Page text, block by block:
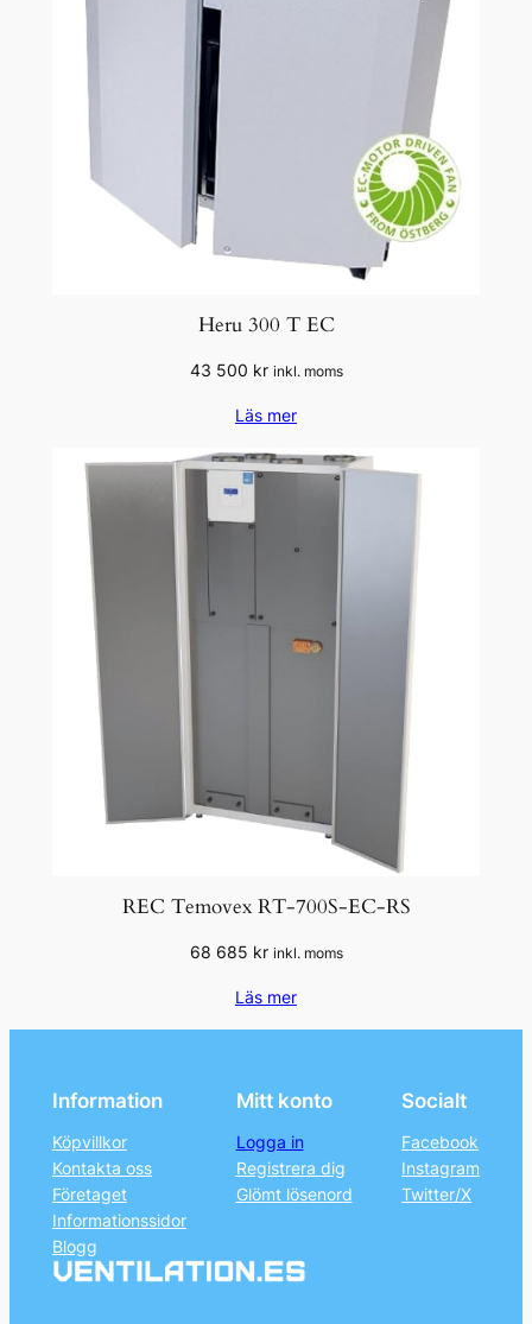
Heru 300 T EC
43 500 kr inkl. moms
Läs mer
REC Temovex RT-700S-EC-RS
68 685 kr inkl. moms
Läs mer
Information
Köpvillkor
Kontakta oss
Företaget
Informationssidor
Blogg
Mitt konto
Logga in
Registrera dig
Glömt lösenord
Socialt
Facebook
Instagram
Twitter/X